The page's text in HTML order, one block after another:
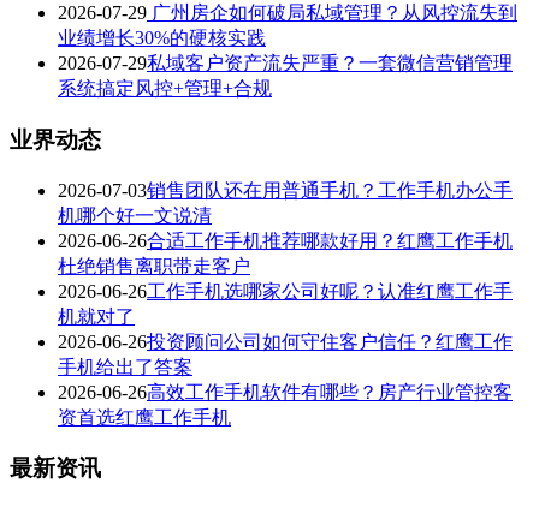
2026-07-29 广州房企如何破局私域管理？从风控流失到
业绩增长30%的硬核实践
2026-07-29私域客户资产流失严重？一套微信营销管理
系统搞定风控+管理+合规
业界动态
2026-07-03销售团队还在用普通手机？工作手机办公手
机哪个好一文说清
2026-06-26合适工作手机推荐哪款好用？红鹰工作手机
杜绝销售离职带走客户
2026-06-26工作手机选哪家公司好呢？认准红鹰工作手
机就对了
2026-06-26投资顾问公司如何守住客户信任？红鹰工作
手机给出了答案
2026-06-26高效工作手机软件有哪些？房产行业管控客
资首选红鹰工作手机
最新资讯